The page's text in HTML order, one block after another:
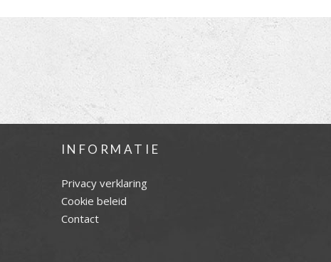
INFORMATIE
Privacy verklaring
Cookie beleid
Contact